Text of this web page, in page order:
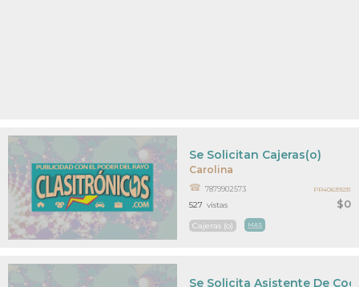
Carolina
$0
Se Solicitan Cajeras(o)
7879902573
Cajeras (o) MAS
527 vistas
PR40639231
Se Solicita Asistente De